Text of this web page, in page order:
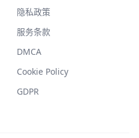
隐私政策
服务条款
DMCA
Cookie Policy
GDPR